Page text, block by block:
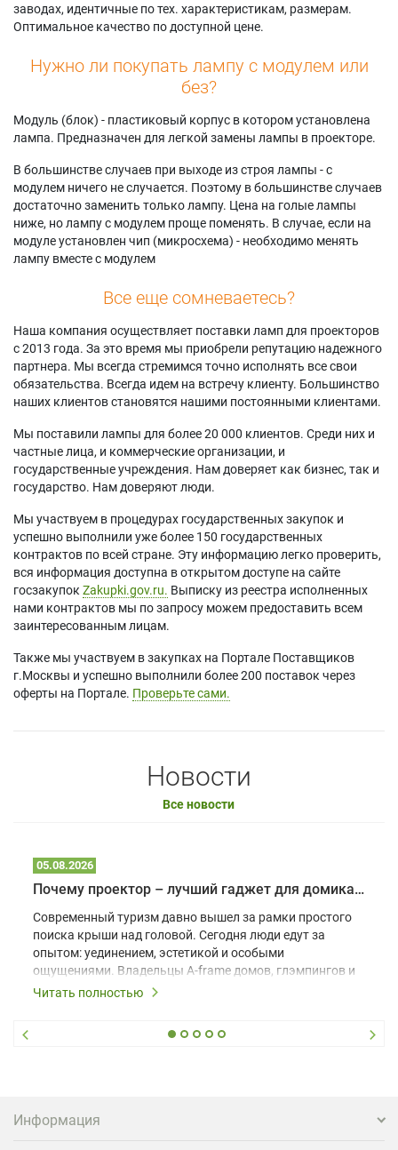
заводах, идентичные по тех. характеристикам, размерам.
Оптимальное качество по доступной цене.
Нужно ли покупать лампу с модулем или
без?
Модуль (блок) - пластиковый корпус в котором установлена
лампа. Предназначен для легкой замены лампы в проекторе.
В большинстве случаев при выходе из строя лампы - с
модулем ничего не случается. Поэтому в большинстве случаев
достаточно заменить только лампу. Цена на голые лампы
ниже, но лампу с модулем проще поменять. В случае, если на
модуле установлен чип (микросхема) - необходимо менять
лампу вместе с модулем
Все еще сомневаетесь?
Наша компания осуществляет поставки ламп для проекторов
с 2013 года. За это время мы приобрели репутацию надежного
партнера. Мы всегда стремимся точно исполнять все свои
обязательства. Всегда идем на встречу клиенту. Большинство
наших клиентов становятся нашими постоянными клиентами.
Мы поставили лампы для более 20 000 клиентов. Среди них и
частные лица, и коммерческие организации, и
государственные учреждения. Нам доверяет как бизнес, так и
государство. Нам доверяют люди.
Мы участвуем в процедурах государственных закупок и
успешно выполнили уже более 150 государственных
контрактов по всей стране. Эту информацию легко проверить,
вся информация доступна в открытом доступе на сайте
госзакупок Zakupki.gov.ru. Выписку из реестра исполненных
нами контрактов мы по запросу можем предоставить всем
заинтересованным лицам.
Также мы участвуем в закупках на Портале Поставщиков
г.Москвы и успешно выполнили более 200 поставок через
оферты на Портале. Проверьте сами.
Новости
Все новости
05.08.2026
Почему проектор – лучший гаджет для домика в глэмпинге
Современный туризм давно вышел за рамки простого
поиска крыши над головой. Сегодня люди едут за
опытом: уединением, эстетикой и особыми
ощущениями. Владельцы A-frame домов, глэмпингов и
шале понимают, что конкуренция растет, и
вернуться и поделиться впечатлениями в соцсетях,
проектора.
Читать полностью
Информация